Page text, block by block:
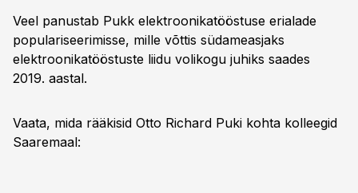
Veel panustab Pukk elektroonikatööstuse erialade
populariseerimisse, mille võttis südameasjaks
elektroonikatööstuste liidu volikogu juhiks saades
2019. aastal.
Vaata, mida rääkisid Otto Richard Puki kohta kolleegid
Saaremaal: